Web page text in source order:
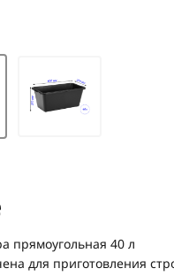
прямоугольная 40 л
для приготовления